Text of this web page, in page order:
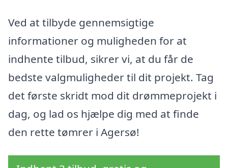
Ved at tilbyde gennemsigtige
informationer og muligheden for at
indhente tilbud, sikrer vi, at du får de
bedste valgmuligheder til dit projekt. Tag
det første skridt mod dit drømmeprojekt i
dag, og lad os hjælpe dig med at finde
den rette tømrer i Agersø!